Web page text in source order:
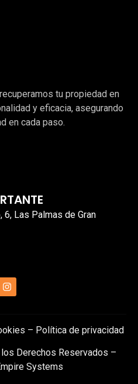
tu propiedad en
y eficacia, asegurando
en cada paso.
6, Las Palmas de Gran
– Política de privacidad
Derechos Reservados –
Systems